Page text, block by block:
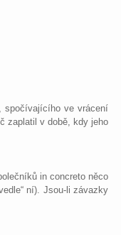
spočívajícího ve vrácení
zaplatil v době, kdy jeho
in concreto něco
ní). Jsou-li závazky